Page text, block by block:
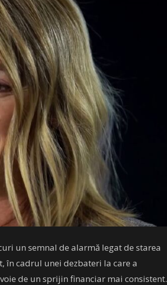
un semnal de alarmă legat de starea
în cadrul unei dezbateri la care a
de un sprijin financiar mai consistent.